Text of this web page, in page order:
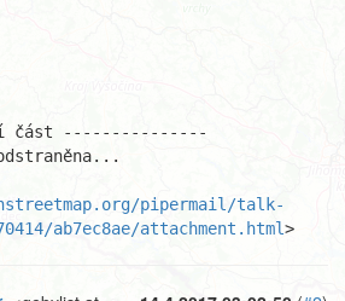
část ---------------
pipermail/talk-
ab7ec8ae/attachment.html>